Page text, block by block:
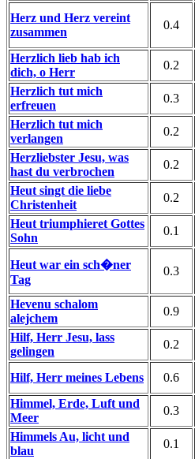
Herz und Herz vereint
zusammen
0.4
Herzlich lieb hab ich
dich, o Herr
0.2
Herzlich tut mich
erfreuen
0.3
Herzlich tut mich
verlangen
0.2
Herzliebster Jesu, was
hast du verbrochen
0.2
Heut singt die liebe
Christenheit
0.2
Heut triumphieret Gottes
Sohn
0.1
Heut war ein sch�ner
Tag
0.3
Hevenu schalom
alejchem
0.9
Hilf, Herr Jesu, lass
gelingen
0.2
Hilf, Herr meines Lebens 0.6
Himmel, Erde, Luft und
Meer
0.3
Himmels Au, licht und
blau
0.1